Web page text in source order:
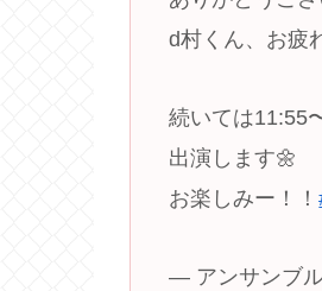
d村くん、お疲
続いては11:55
出演します🌼
お楽しみー！！
— アンサンブ